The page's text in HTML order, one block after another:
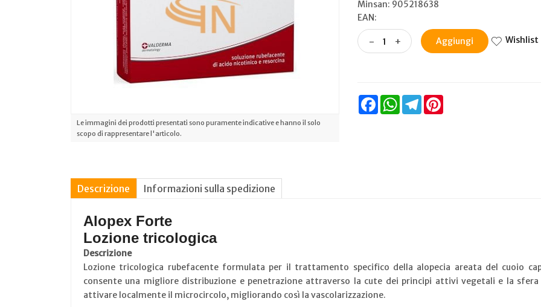
Le immagini dei prodotti presentati sono puramente indicative e hanno il solo
scopo di rappresentare l'articolo.
Minsan: 905218638
EAN:
- + Aggiungi Wishlist
FacebookWhatsAppTelegram
Descrizione Informazioni sulla spedizione
Alopex Forte
Lozione tricologica
Descrizione
Lozione tricologica rubefacente formulata per il trattamento specifico della alopecia areata del cuoio
consente una migliore distribuzione e penetrazione attraverso la cute dei principi attivi vegetali e la
attivare localmente il microcircolo, migliorando così la vascolarizzazione.